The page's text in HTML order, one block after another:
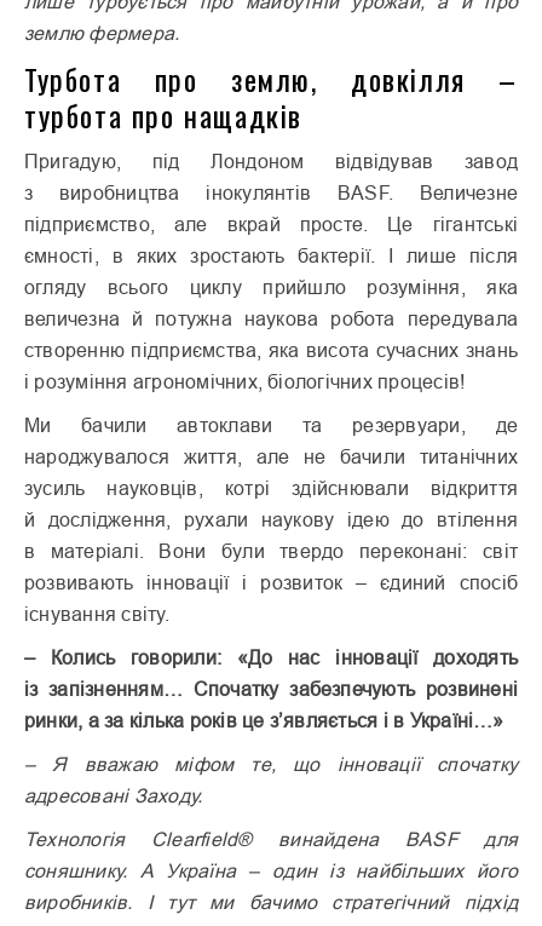
землю фермера.
Турбота про землю, довкілля –
турбота про нащадків
Пригадую, під Лондоном відвідував завод
з виробництва інокулянтів BASF. Величезне
підприємство, але вкрай просте. Це гігантські
ємності, в яких зростають бактерії. І лише після
огляду всього циклу прийшло розуміння, яка
величезна й потужна наукова робота передувала
створенню підприємства, яка висота сучасних знань
і розуміння агрономічних, біологічних процесів!
Ми бачили автоклави та резервуари, де
народжувалося життя, але не бачили титанічних
зусиль науковців, котрі здійснювали відкриття
й дослідження, рухали наукову ідею до втілення
в матеріалі. Вони були твердо переконані: світ
розвивають інновації і розвиток – єдиний спосіб
існування світу.
– Колись говорили: «До нас інновації доходять
із запізненням… Спочатку забезпечують розвинені
ринки, а за кілька років це з’являється і в Україні…»
– Я вважаю міфом те, що інновації спочатку
адресовані Заходу.
Технологія Clearfield® винайдена BASF для
соняшнику. А Україна – один із найбільших його
виробників. І тут ми бачимо стратегічний підхід